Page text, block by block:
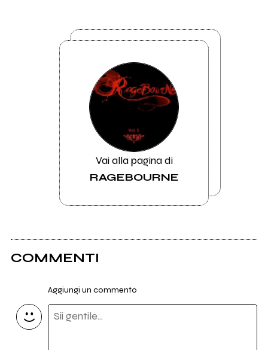
Vai alla pagina di
RAGEBOURNE
COMMENTI
Aggiungi un commento